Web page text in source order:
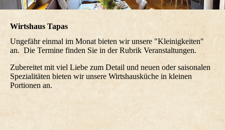
Wirtshaus Tapas
Ungefähr einmal im Monat bieten wir unsere "Kleinigkeiten"
an. Die Termine finden Sie in der Rubrik Veranstaltungen.
Zubereitet mit viel Liebe zum Detail und neuen oder saisonalen
Spezialitäten bieten wir unsere Wirtshausküche in kleinen
Portionen an.